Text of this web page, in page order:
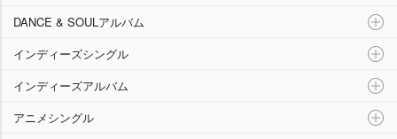
DANCE & SOULアルバム
インディーズシングル
インディーズアルバム
アニメシングル